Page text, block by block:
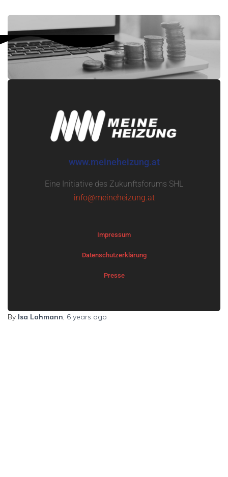
www.meineheizung.at
Eine Initiative des Zukunftsforums SHL
info@meineheizung.at
Impressum
Datenschutzerklärung
Presse
By Isa Lohmann, 6 years ago